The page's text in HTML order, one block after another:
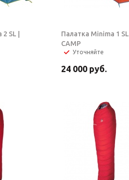
SL |
Палатка Minima 1 SL |
CAMP
Уточняйте
24 000руб.